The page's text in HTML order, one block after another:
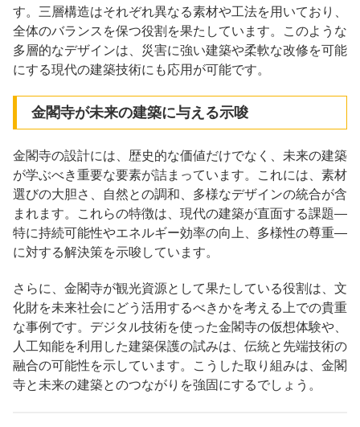
す。三層構造はそれぞれ異なる素材や工法を用いており、
全体のバランスを保つ役割を果たしています。このような
多層的なデザインは、災害に強い建築や柔軟な改修を可能
にする現代の建築技術にも応用が可能です。
金閣寺が未来の建築に与える示唆
金閣寺の設計には、歴史的な価値だけでなく、未来の建築
が学ぶべき重要な要素が詰まっています。これには、素材
選びの大胆さ、自然との調和、多様なデザインの統合が含
まれます。これらの特徴は、現代の建築が直面する課題—
特に持続可能性やエネルギー効率の向上、多様性の尊重—
に対する解決策を示唆しています。
さらに、金閣寺が観光資源として果たしている役割は、文
化財を未来社会にどう活用するべきかを考える上での貴重
な事例です。デジタル技術を使った金閣寺の仮想体験や、
人工知能を利用した建築保護の試みは、伝統と先端技術の
融合の可能性を示しています。こうした取り組みは、金閣
寺と未来の建築とのつながりを強固にするでしょう。